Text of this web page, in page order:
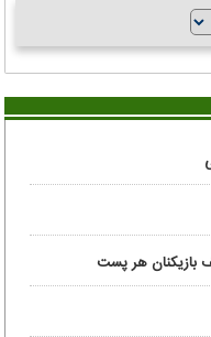
بازیکنان هر پست